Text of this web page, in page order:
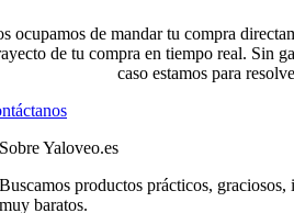
ocupamos de mandar tu compra
de tu compra en tiempo real. Sin
caso estamos para
Sobre Yaloveo.es
Buscamos productos prácticos,
muy baratos.